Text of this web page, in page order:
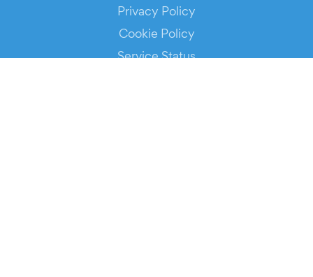
Privacy Policy
Cookie Policy
Service Status